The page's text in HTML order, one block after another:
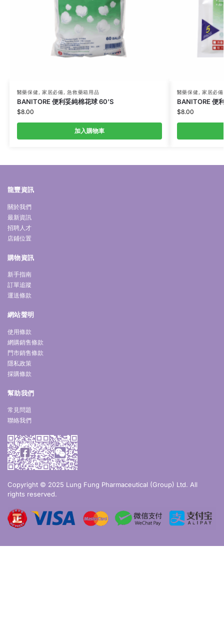
醫藥保健, 家居必備,急救藥箱用品
BANITORE 便利妥純棉花球 60’S
$8.00
加入購物車
醫藥保健, 家居必備
BANITORE 便
$8.00
龍豐資訊
關於我們
最新資訊
招聘人才
店鋪位置
購物資訊
新手指南
訂單追蹤
運送條款
網站聲明
使用條款
網購銷售條款
門市銷售條款
隱私政策
採購條款
幫助我們
常見問題
聯絡我們
Copyright © 2025 Lung Fung Pharmaceutical (Group) Ltd. All
rights reserved.